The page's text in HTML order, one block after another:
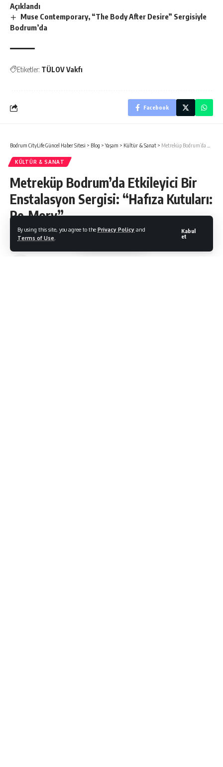
By using this site, you agree to the Privacy Policy and
Terms of Use
Kabul
et
Açıklandı
Muse Contemporary, “The Body After Desire” Sergisiyle
Bodrum’da
Etiketler: TÜLOV Vakfı
Facebook
Bodrum CityLife Güncel Haber Sitesi > Blog >Yaşam > Kültür & Sanat > Metreküp Bodrum’da Etkileyici Bir Enstalasyon Sergisi: “Hafıza Kutuları: Re-Mory”
KÜLTÜR & SANAT
Metreküp Bodrum’da Etkileyici Bir
Enstalasyon Sergisi: “Hafıza Kutuları:
Re-Mory”